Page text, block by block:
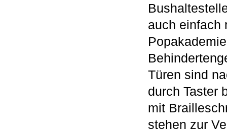
auch einfach
Türen sind
durch Taster
mit
stehen zur